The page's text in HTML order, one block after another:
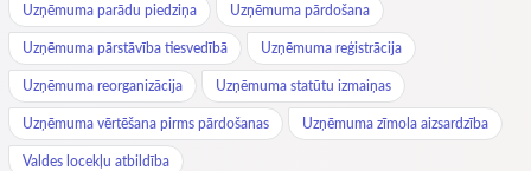
Uzņēmuma parādu piedziņa Uzņēmuma pārdošana
Uzņēmuma pārstāvība tiesvedībā Uzņēmuma reģistrācija
Uzņēmuma reorganizācija Uzņēmuma statūtu izmaiņas
Uzņēmuma vērtēšana pirms pārdošanas Uzņēmuma zīmola aizsardzība
Valdes locekļu atbildība